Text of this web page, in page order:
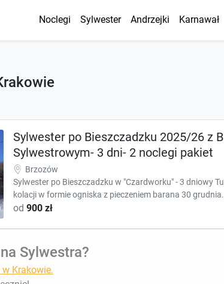
Noclegi Sylwester Andrzejki Karnawał
Sylwester po Bieszczadzku 2025/26 z
Sylwestrowym- 3 dni- 2 noclegi pakiet
Brzozów
Sylwester po Bieszczadzku w "Czardworku" - 3 dniowy
kolacji w formie ogniska z pieczeniem barana 30
od 900 zł
Sylwestra?
Krakowie.